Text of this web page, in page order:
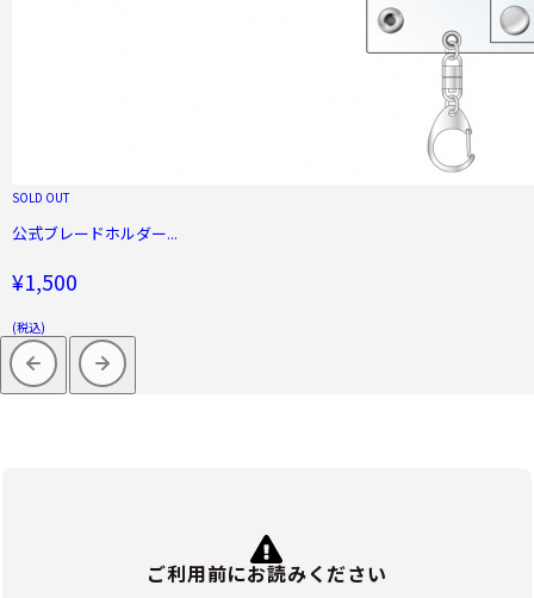
SOLD OUT
公式ブレードホルダー...
¥1,500
(税込)
ご利用前にお読みください